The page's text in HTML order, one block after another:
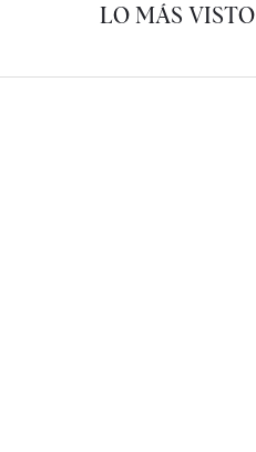
LO MÁS VISTO